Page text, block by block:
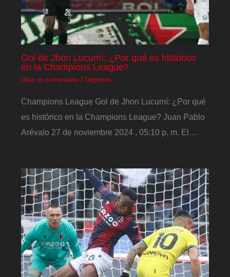
Gol de Jhon Lucumí: ¿Por qué es histórico
en la Champions League?
Deja un comentario / Deportes
Champions League Gol de Jhon Lucumí: ¿Por qué
es histórico en la Champions League? Juan Pablo
Arévalo 27 de noviembre 2024 , 05:10 p. m. El…